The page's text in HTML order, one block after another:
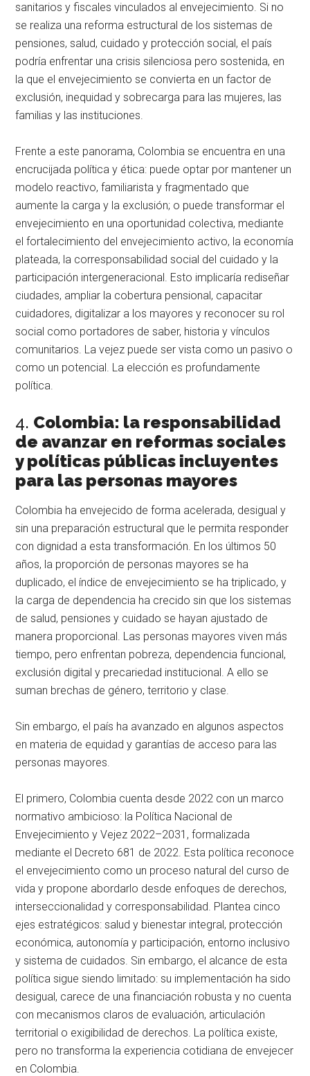
sanitarios y fiscales vinculados al envejecimiento. Si no
se realiza una reforma estructural de los sistemas de
pensiones, salud, cuidado y protección social, el país
podría enfrentar una crisis silenciosa pero sostenida, en
la que el envejecimiento se convierta en un factor de
exclusión, inequidad y sobrecarga para las mujeres, las
familias y las instituciones.
Frente a este panorama, Colombia se encuentra en una
encrucijada política y ética: puede optar por mantener un
modelo reactivo, familiarista y fragmentado que
aumente la carga y la exclusión; o puede transformar el
envejecimiento en una oportunidad colectiva, mediante
el fortalecimiento del envejecimiento activo, la economía
plateada, la corresponsabilidad social del cuidado y la
participación intergeneracional. Esto implicaría rediseñar
ciudades, ampliar la cobertura pensional, capacitar
cuidadores, digitalizar a los mayores y reconocer su rol
social como portadores de saber, historia y vínculos
comunitarios. La vejez puede ser vista como un pasivo o
como un potencial. La elección es profundamente
política.
4. Colombia: la responsabilidad
de avanzar en reformas sociales
y políticas públicas incluyentes
para las personas mayores
Colombia ha envejecido de forma acelerada, desigual y
sin una preparación estructural que le permita responder
con dignidad a esta transformación. En los últimos 50
años, la proporción de personas mayores se ha
duplicado, el índice de envejecimiento se ha triplicado, y
la carga de dependencia ha crecido sin que los sistemas
de salud, pensiones y cuidado se hayan ajustado de
manera proporcional. Las personas mayores viven más
tiempo, pero enfrentan pobreza, dependencia funcional,
exclusión digital y precariedad institucional. A ello se
suman brechas de género, territorio y clase.
Sin embargo, el país ha avanzado en algunos aspectos
en materia de equidad y garantías de acceso para las
personas mayores.
El primero, Colombia cuenta desde 2022 con un marco
normativo ambicioso: la Política Nacional de
Envejecimiento y Vejez 2022–2031, formalizada
mediante el Decreto 681 de 2022. Esta política reconoce
el envejecimiento como un proceso natural del curso de
vida y propone abordarlo desde enfoques de derechos,
interseccionalidad y corresponsabilidad. Plantea cinco
ejes estratégicos: salud y bienestar integral, protección
económica, autonomía y participación, entorno inclusivo
y sistema de cuidados. Sin embargo, el alcance de esta
política sigue siendo limitado: su implementación ha sido
desigual, carece de una financiación robusta y no cuenta
con mecanismos claros de evaluación, articulación
territorial o exigibilidad de derechos. La política existe,
pero no transforma la experiencia cotidiana de envejecer
en Colombia.